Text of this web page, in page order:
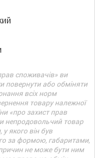
споживачів» ви
повернути або обміняти
всіх норм
товару належної
«про захист прав
непродовольчий товар
якого він був
за формою, габаритами,
не може бути ним